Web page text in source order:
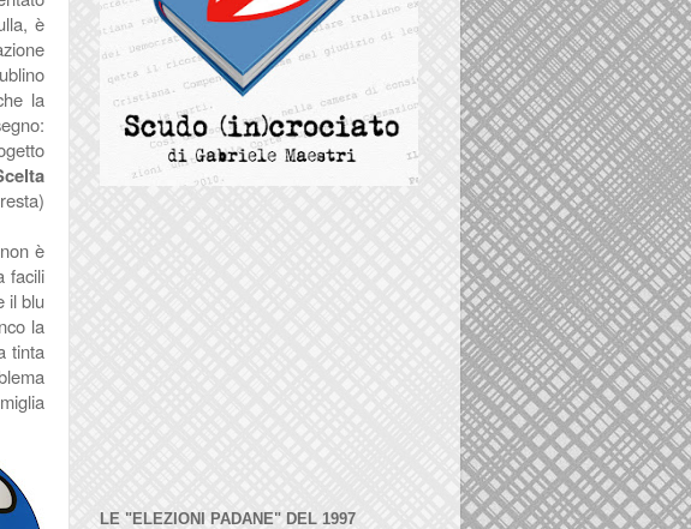
è
la
è
facili
il blu
la
tinta
LE "ELEZIONI PADANE" DEL 1997